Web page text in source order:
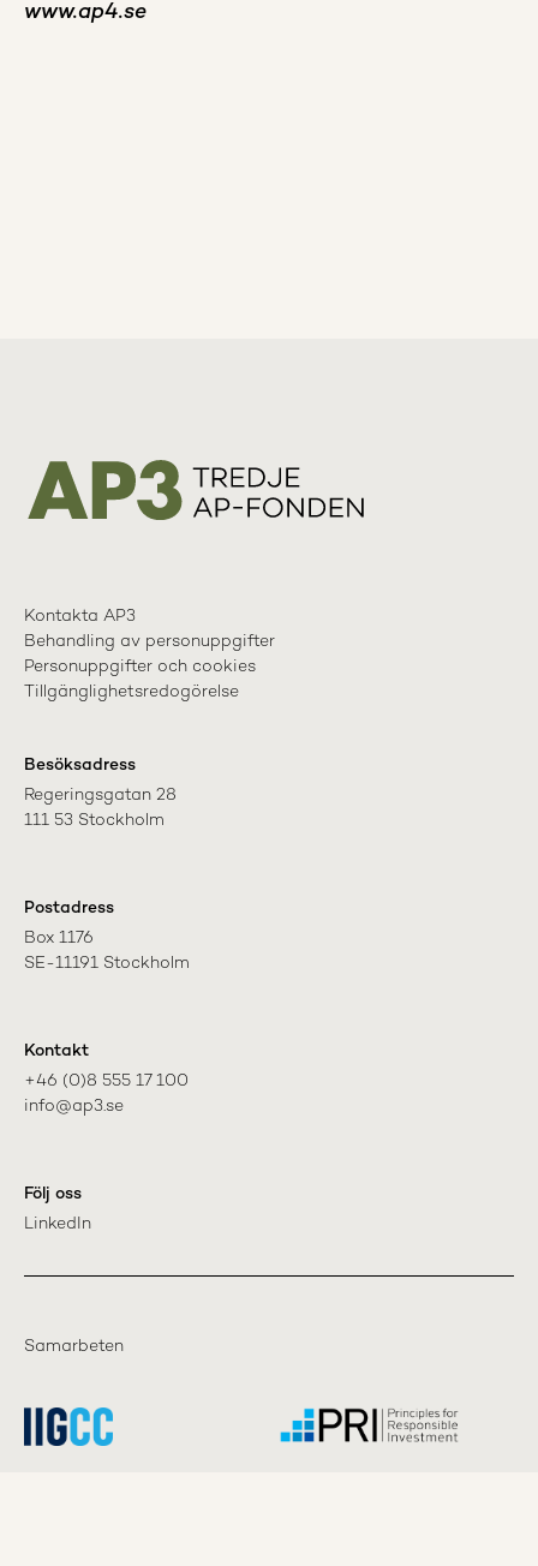
www.ap4.se
Kontakta AP3
Behandling av personuppgifter
Personuppgifter och cookies
Tillgänglighetsredogörelse
Besöksadress
Regeringsgatan 28
111 53 Stockholm
Postadress
Box 1176
SE-11191 Stockholm
Kontakt
+46 (0)8 555 17 100
info@ap3.se
Följ oss
LinkedIn
Samarbeten